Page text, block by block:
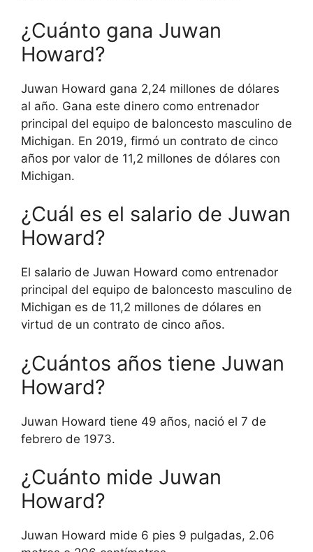
¿Cuánto gana Juwan
Howard?
Juwan Howard gana 2,24 millones de dólares
al año. Gana este dinero como entrenador
principal del equipo de baloncesto masculino de
Michigan. En 2019, firmó un contrato de cinco
años por valor de 11,2 millones de dólares con
Michigan.
¿Cuál es el salario de Juwan
Howard?
El salario de Juwan Howard como entrenador
principal del equipo de baloncesto masculino de
Michigan es de 11,2 millones de dólares en
virtud de un contrato de cinco años.
¿Cuántos años tiene Juwan
Howard?
Juwan Howard tiene 49 años, nació el 7 de
febrero de 1973.
¿Cuánto mide Juwan
Howard?
Juwan Howard mide 6 pies 9 pulgadas, 2.06